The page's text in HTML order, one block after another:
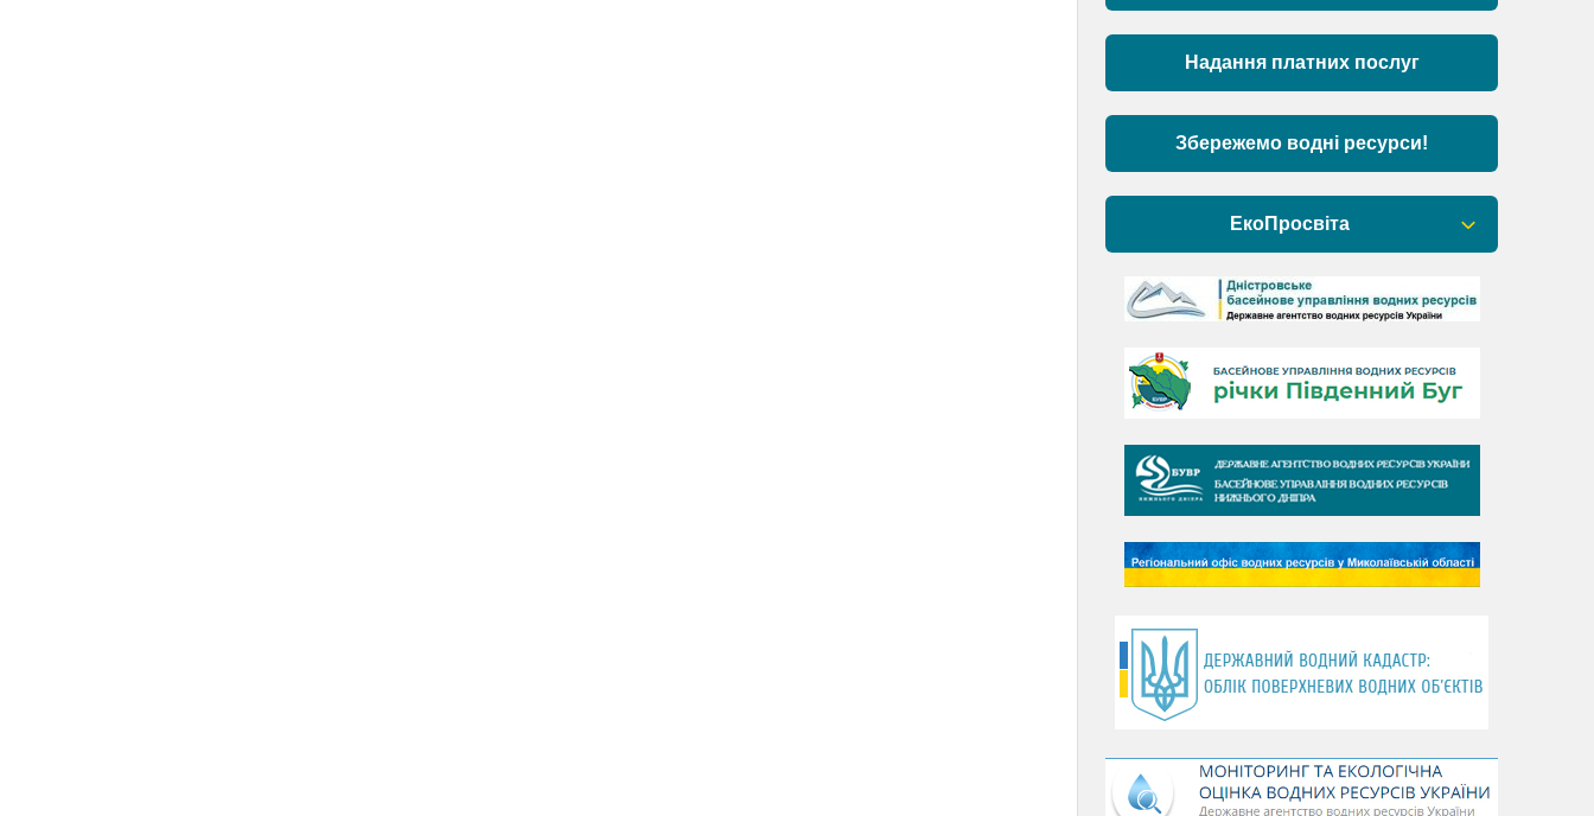
Загальна інформація
Пункти моніторингу по басейну річок
Причорномор’я та суббасейну
нижнього Дунаю
Аналіз стану масивів поверхневих
вод басейну річок Причорномор’я та
суббасейну нижнього Дунаю
Надання платних послуг
Збережемо водні ресурси!
ЕкоПросвіта
Барви Дністра
День Дунаю
День Південного Бугу
День води
День чистих берегів
(місячник благоустрою)
День працівника водного
господарства України
День хіміка